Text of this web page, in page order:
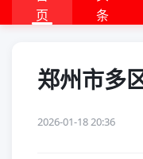
页
条
郑州市多
2026-01-18 20:36